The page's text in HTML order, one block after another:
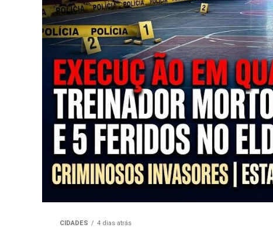
CIDADES 4 dias atrás